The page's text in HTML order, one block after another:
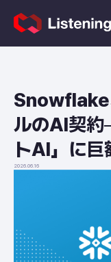
ルのAI契
トAI」に巨
2026.06.16